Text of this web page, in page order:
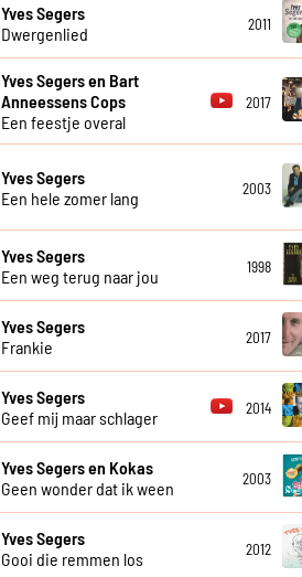
Yves Segers
Dwergenlied
2011
Yves Segers en Bart
Anneessens Cops
Een feestje overal
2017
Yves Segers
Een hele zomer lang
2003
Yves Segers
Een weg terug naar jou
1998
Yves Segers
Frankie
2017
Yves Segers
Geef mij maar schlager
2014
Yves Segers en Kokas
Geen wonder dat ik ween
2003
Yves Segers
Gooi die remmen los
2012